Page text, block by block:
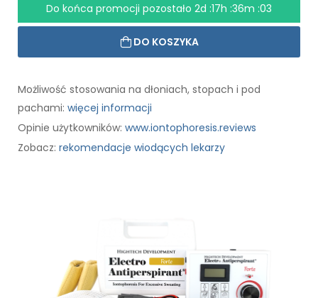
Do końca promocji pozostało2d :17h :36m :01
DO KOSZYKA
Możliwość stosowania na dłoniach, stopach i pod
pachami: więcej informacji
Opinie użytkowników: www.iontophoresis.reviews
Zobacz: rekomendacje wiodących lekarzy